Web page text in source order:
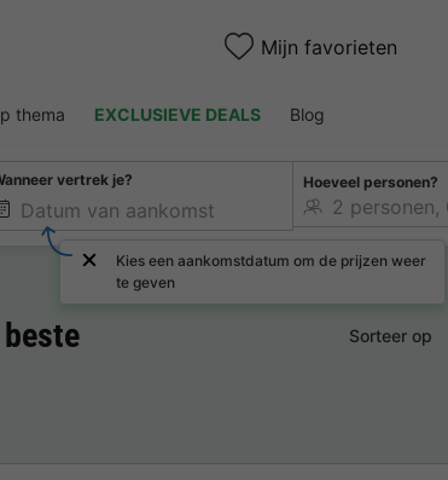
Mijn favorieten
thema EXCLUSIEVE DEALS Blog
vertrek je?
Kies een aankomstdatum om de prijzen weer
te geven
Hoeveel personen?
Sorteer op